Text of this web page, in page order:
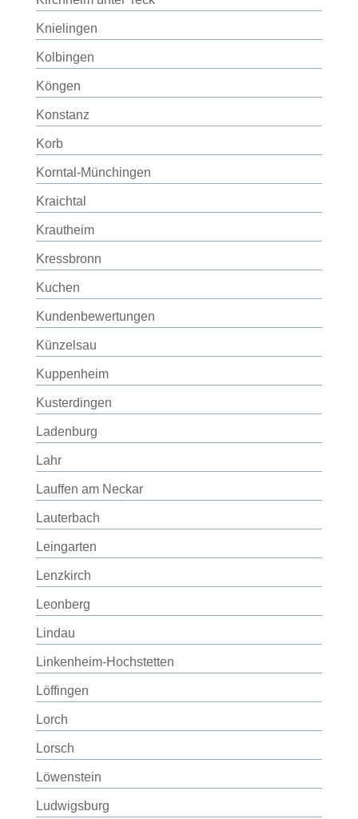
Knielingen
Kolbingen
Köngen
Konstanz
Korb
Korntal-Münchingen
Kraichtal
Krautheim
Kressbronn
Kuchen
Kundenbewertungen
Künzelsau
Kuppenheim
Kusterdingen
Ladenburg
Lahr
Lauffen am Neckar
Lauterbach
Leingarten
Lenzkirch
Leonberg
Lindau
Linkenheim-Hochstetten
Löffingen
Lorch
Lorsch
Löwenstein
Ludwigsburg